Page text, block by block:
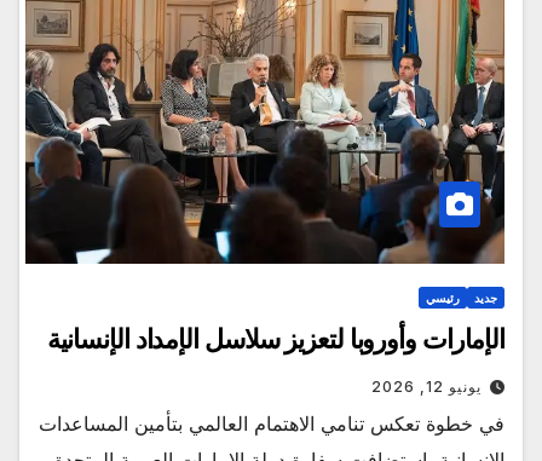
جديد رئيسي
الإمارات وأوروبا لتعزيز سلاسل الإمداد الإنسانية
يونيو 12, 2026
في خطوة تعكس تنامي الاهتمام العالمي بتأمين المساعدات